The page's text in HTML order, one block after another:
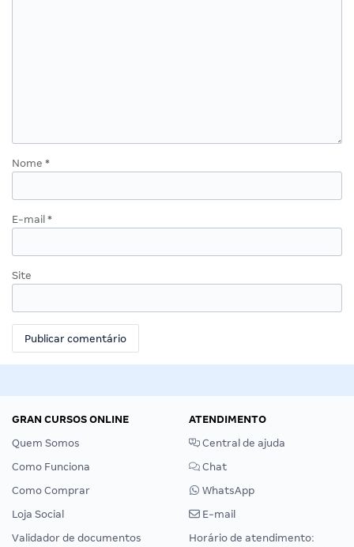
Nome *
E-mail *
Site
GRAN CURSOS ONLINE
Quem Somos
Como Funciona
Como Comprar
Loja Social
Validador de documentos
ATENDIMENTO
Central de ajuda
Chat
WhatsApp
E-mail
Horário de atendimento: